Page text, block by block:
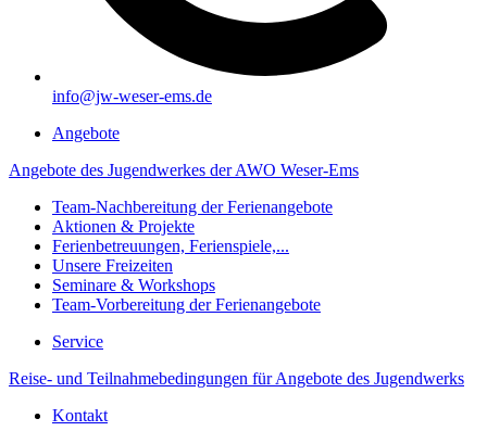
info@jw-weser-ems.de
Angebote
Angebote des Jugendwerkes der AWO Weser-Ems
Team-Nachbereitung der Ferienangebote
Aktionen & Projekte
Ferienbetreuungen, Ferienspiele,...
Unsere Freizeiten
Seminare & Workshops
Team-Vorbereitung der Ferienangebote
Service
Reise- und Teilnahmebedingungen für Angebote des Jugendwerks
Kontakt